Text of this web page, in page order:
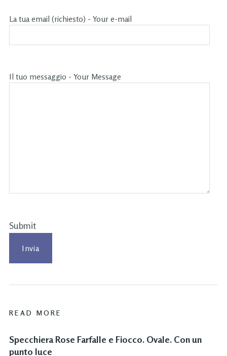
La tua email (richiesto) - Your e-mail
Il tuo messaggio - Your Message
Submit
READ MORE
Specchiera Rose Farfalle e Fiocco. Ovale. Con un
punto luce